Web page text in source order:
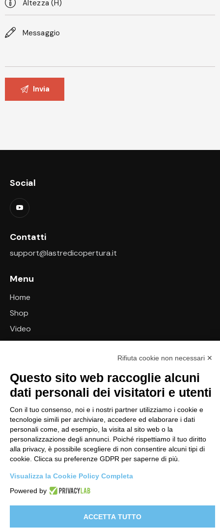
Social
Contatti
support@lastredicopertura.it
Menu
Home
Shop
Video
Informativa sito web
Informativa Clienti
Informativa Fornitori
Clienti e-commerce
© 2026 Edil Plast, Srl – PI 01594090407 –
Rifiuta cookie non necessari ✕
Questo sito web raccoglie alcuni
dati personali dei visitatori e utenti
Con il tuo consenso, noi e i nostri partner utilizziamo i cookie e
tecnologie simili per archiviare, accedere ed elaborare i dati
personali come, ad esempio, la visita al sito web o la
personalizzazione degli annunci. Poiché rispettiamo il tuo diritto
alla privacy, è possibile scegliere di non consentire alcuni tipi di
cookie. Clicca su preferenze GDPR per saperne di più.
Visualizza la Cookie Policy Completa
Powered by
ACCETTA TUTTO